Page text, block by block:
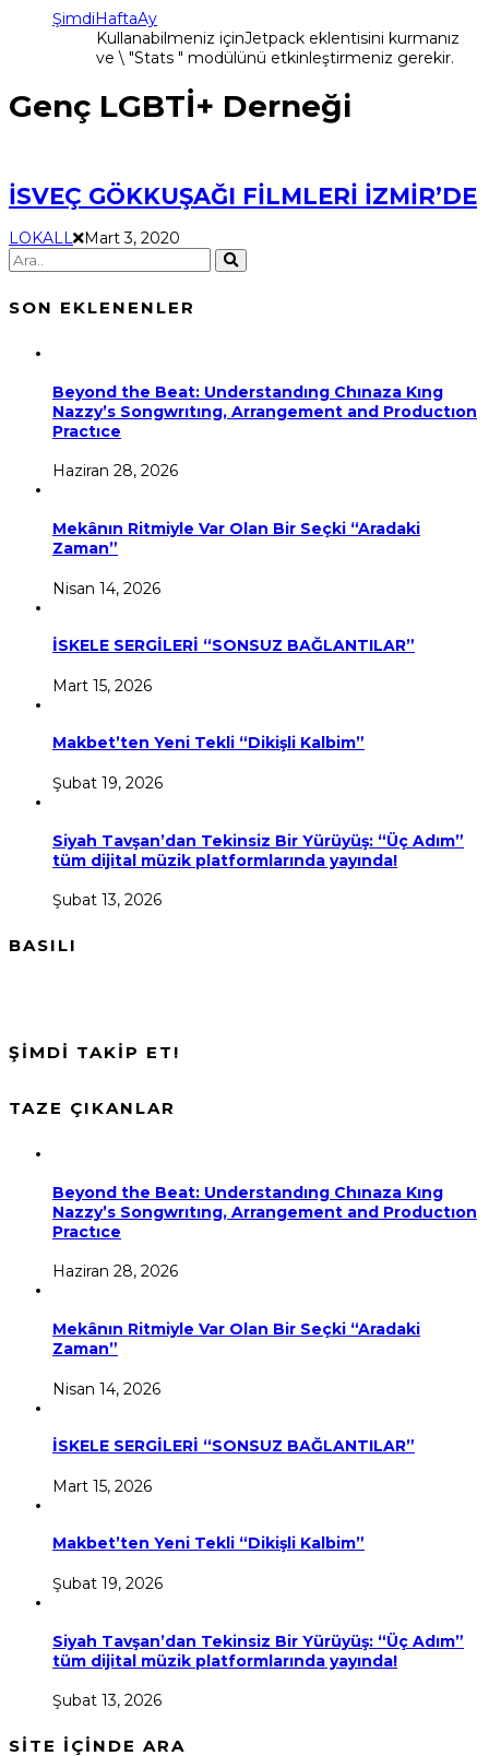
ŞimdiHaftaAy
Kullanabilmeniz içinJetpack eklentisini kurmanız
ve \ "Stats " modülünü etkinleştirmeniz gerekir.
Genç LGBTİ+ Derneği
İSVEÇ GÖKKUŞAĞI FİLMLERİ İZMİR’DE
LOKALL Mart 3, 2020
SON EKLENENLER
Beyond the Beat: Understandıng Chınaza Kıng
Nazzy’s Songwrıtıng, Arrangement and Productıon
Practıce
Haziran 28, 2026
Mekânın Ritmiyle Var Olan Bir Seçki “Aradaki
Zaman”
Nisan 14, 2026
İSKELE SERGİLERİ “SONSUZ BAĞLANTILAR”
Mart 15, 2026
Makbet’ten Yeni Tekli “Dikişli Kalbim”
Şubat 19, 2026
Siyah Tavşan’dan Tekinsiz Bir Yürüyüş: “Üç Adım”
tüm dijital müzik platformlarında yayında!
Şubat 13, 2026
BASILI
ŞİMDİ TAKİP ET!
TAZE ÇIKANLAR
Beyond the Beat: Understandıng Chınaza Kıng
Nazzy’s Songwrıtıng, Arrangement and Productıon
Practıce
Haziran 28, 2026
Mekânın Ritmiyle Var Olan Bir Seçki “Aradaki
Zaman”
Nisan 14, 2026
İSKELE SERGİLERİ “SONSUZ BAĞLANTILAR”
Mart 15, 2026
Makbet’ten Yeni Tekli “Dikişli Kalbim”
Şubat 19, 2026
Siyah Tavşan’dan Tekinsiz Bir Yürüyüş: “Üç Adım”
tüm dijital müzik platformlarında yayında!
Şubat 13, 2026
SİTE İÇİNDE ARA